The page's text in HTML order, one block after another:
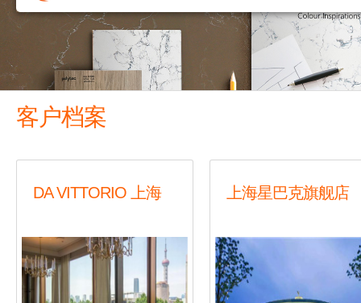
客户档案
DA VITTORIO 上海 上海星巴克旗舰店